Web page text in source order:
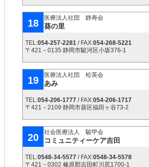
18 医療法人社団 静寿会
葵の里
TEL:054-257-2281/ FAX:054-268-5221
〒421－0135 静岡市駿河区小坂376-1
19 医療法人社団 松英会
あみ
TEL:054-206-1777/ FAX:054-206-1717
〒421－2109 静岡市葵区福田ヶ谷73-2
20 社会医療法人 駿甲会
コミュニティーケア吉田
TEL:0548-34-5577/ FAX:0548-34-5578
〒421－0302 榛原郡吉田町川尻1700-1